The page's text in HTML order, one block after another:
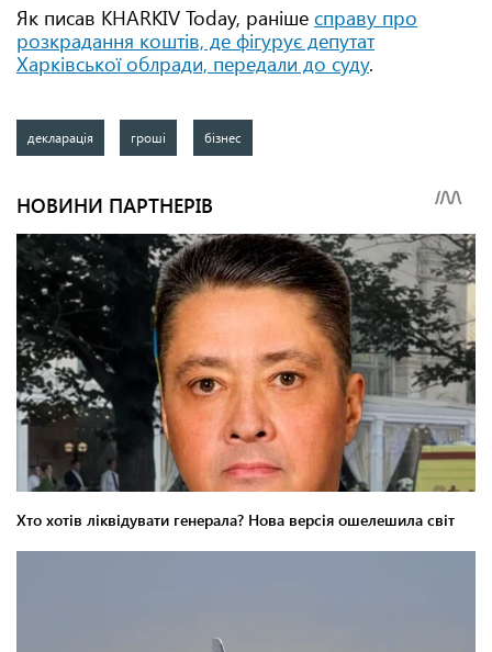
Як писав KHARKIV Today, раніше справу про
розкрадання коштів, де фігурує депутат
Харківської облради, передали до суду.
декларація гроші бізнес